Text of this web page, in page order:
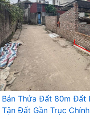
Bán Thửa Đất 80m Đất
Tận Đất Gần Trục